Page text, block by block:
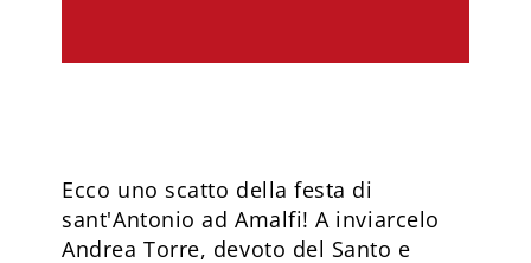
Ecco uno scatto della festa di
sant'Antonio ad Amalfi! A inviarcelo
Andrea Torre, devoto del Santo e